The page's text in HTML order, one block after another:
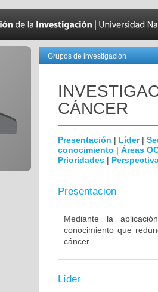
Grupos de investigación
CÁNCER
Presentación | Líder|
conocimiento | Áreas
Prioridades |
Presentacion
Mediante la
conocimiento que
cáncer
Líder